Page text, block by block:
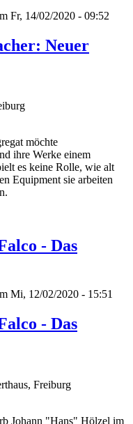
Fr, 14/02/2020 - 09:52
Neuer
möchte
ihre Werke einem
es keine Rolle, wie alt
Equipment sie arbeiten
- Das
Mi, 12/02/2020 - 15:51
- Das
Freiburg
Johann "Hans" Hölzel im